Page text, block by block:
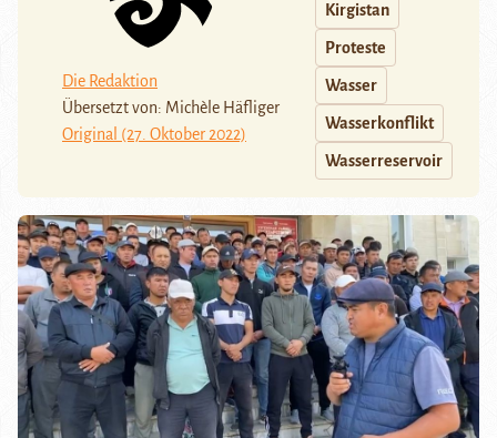
Die Redaktion
Übersetzt von: Michèle Häfliger
Original (27. Oktober 2022)
Kirgistan
Proteste
Wasser
Wasserkonflikt
Wasserreservoir